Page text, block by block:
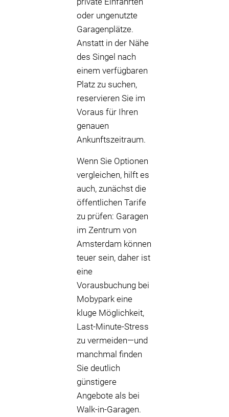
oder ungenutzte
Garagenplätze.
Anstatt in der Nähe
des Singel nach
einem verfügbaren
Platz zu suchen,
reservieren Sie im
Voraus für Ihren
genauen
Ankunftszeitraum.
Wenn Sie Optionen
vergleichen, hilft es
auch, zunächst die
öffentlichen Tarife
zu prüfen: Garagen
im Zentrum von
Amsterdam können
teuer sein, daher ist
eine
Vorausbuchung bei
Mobypark eine
kluge Möglichkeit,
Last-Minute-Stress
zu vermeiden—und
manchmal finden
Sie deutlich
günstigere
Angebote als bei
Walk-in-Garagen.